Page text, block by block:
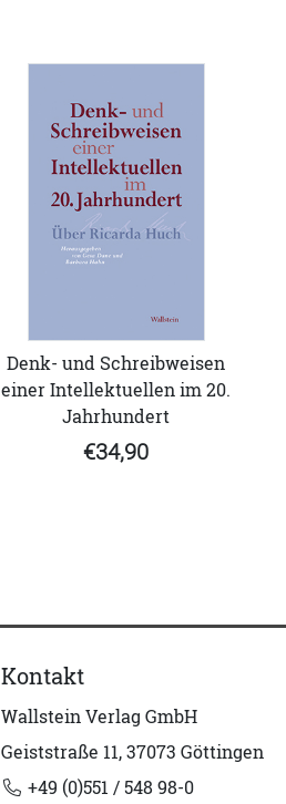
Denk- und Schreibweisen
einer Intellektuellen im 20.
Jahrhundert
€34,90
Kontakt
Wallstein Verlag GmbH
Geiststraße 11, 37073 Göttingen
+49 (0)551 / 548 98-0